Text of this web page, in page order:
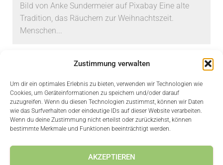
Zustimmung verwalten
Um dir ein optimales Erlebnis zu bieten, verwenden wir Technologien wie
Cookies, um Geräteinformationen zu speichern und/oder darauf
zuzugreifen. Wenn du diesen Technologien zustimmst, können wir Daten
wie das Surfverhalten oder eindeutige IDs auf dieser Website verarbeiten.
Wenn du deine Zustimmung nicht erteilst oder zurückziehst, können
bestimmte Merkmale und Funktionen beeinträchtigt werden.
AKZEPTIEREN
Bild von Anke Sundermeier auf Pixabay Eine alte
Tradition, das Räuchern zur Weihnachtszeit.
Menschen...
3D RUNDGANG AGB ANWENDUNGEN BLOG
DATENSCHUTZERKLÄRUNG